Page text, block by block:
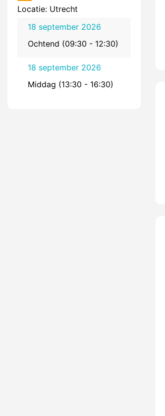
Locatie: Utrecht
18 september 2026
Ochtend (09:30 - 12:30)
18 september 2026
Middag (13:30 - 16:30)